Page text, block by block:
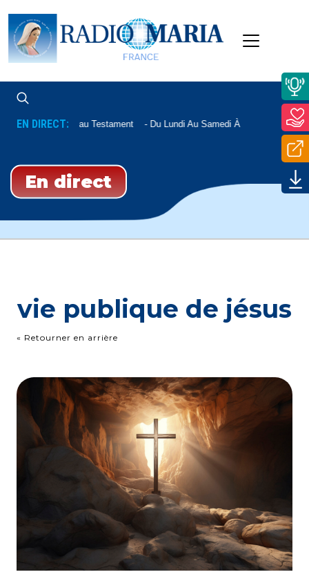
EN DIRECT:Nouveau Testament Du Lundi Au Samedi À 12h15, Le Mardi
En direct
vie publique de jésus
« Retourner en arrière